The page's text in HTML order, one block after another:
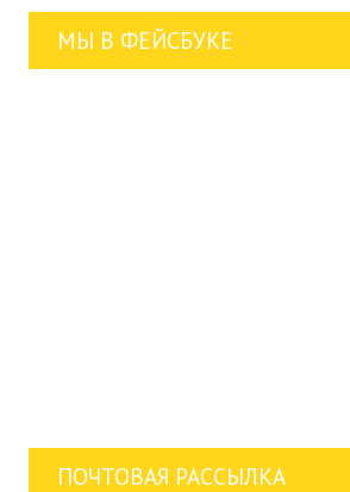
МЫ В ФЕЙСБУКЕ
ПОЧТОВАЯ РАССЫЛКА